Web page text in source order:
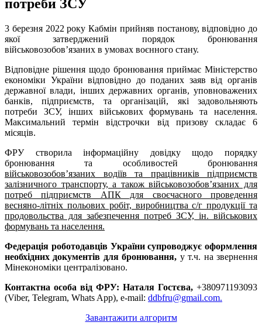
потреби ЗСУ
3 березня 2022 року Кабмін прийняв постанову, відповідно до
якої затверджений порядок бронювання
військовозобов’язаних в умовах воєнного стану.
Відповідне рішення щодо бронювання приймає Міністерство
економіки України відповідно до поданих заяв від органів
державної влади, інших державних органів, уповноважених
банків, підприємств, та організацій, які задовольняють
потреби ЗСУ, інших військових формувань та населення.
Максимальний термін відстрочки від призову складає 6
місяців.
ФРУ створила інформаційну довідку щодо порядку
бронювання та особливостей бронювання
військовозобов’язаних водіїв та працівників підприємств
залізничного транспорту, а також військовозобов’язаних для
потреб підприємств АПК для своєчасного проведення
весняно-літніх польових робіт, виробництва с/г продукції та
продовольства для забезпечення потреб ЗСУ, ін. військових
формувань та населення.
Федерація роботодавців України супроводжує оформлення
необхідних документів для бронювання, у т.ч. на звернення
Мінекономіки централізовано.
Контактна особа від ФРУ: Наталя Гостєва, +380971193093
(Viber, Telegram, Whats App), e-mail: ddbfru@gmail.com.
Завантажити алгоритм